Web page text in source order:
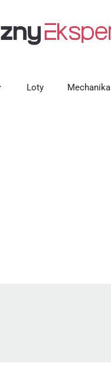
Loty Mechanika